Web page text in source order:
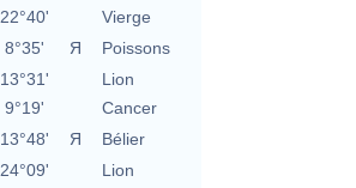
22°40'
Vierge
8°35' Я
Poissons
13°31'
Lion
9°19'
Cancer
13°48' Я
Bélier
24°09'
Lion